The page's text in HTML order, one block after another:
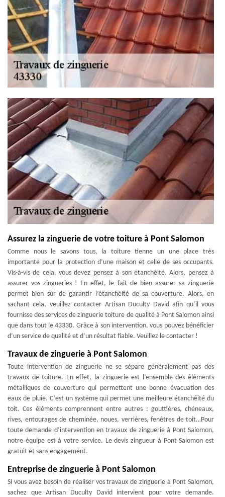
Assurez la zinguerie de votre toiture à Pont Salomon
Comme nous le savons tous, la toiture tienne un une place très
importante pour la protection d’une maison et celle de ses occupants.
Vis-à-vis de cela, vous devez pensez à son étanchéité. Alors, pensez à
assurer vos zingueries ! En effet, le fait de bien assurer sa zinguerie
permet bien sûr de garantir l’étanchéité de sa couverture. Alors, en
sachant cela, veuillez contacter Artisan Duculty David afin qu’il vous
fournisse des services de zinguerie toiture de qualité à Pont Salomon ainsi
que dans tout le 43330. Grâce à son intervention, vous pouvez bénéficier
d’un service de qualité et d’un résultat fiable. Veuillez le contacter !
Travaux de zinguerie à Pont Salomon
Toute intervention de zinguerie ne se sépare généralement pas des
travaux de toiture. En effet, la zinguerie est l’ensemble des éléments
métalliques de couverture qui permettent une bonne évacuation des
eaux de pluie. C’est un système qui permet une meilleure étanchéité du
toit. Ces éléments comprennent entre autres : gouttières, chéneaux,
rives, entourages de cheminée, noues, verrières, fenêtres de toit…Pour
toute demande d’intervention en travaux de zinguerie à Pont Salomon,
notre équipe est à votre service. Le devis zingueur à Pont Salomon est
gratuit et sans engagement.
Entreprise de zinguerie à Pont Salomon
Si vous avez besoin de réaliser vos travaux de zinguerie à Pont Salomon,
sachez que Artisan Duculty David intervient pour votre demande.